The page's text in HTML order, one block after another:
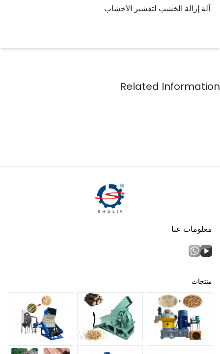
آلة إزالة الخشب لتقشير الأخشاب
معلومات عنا
منتجات